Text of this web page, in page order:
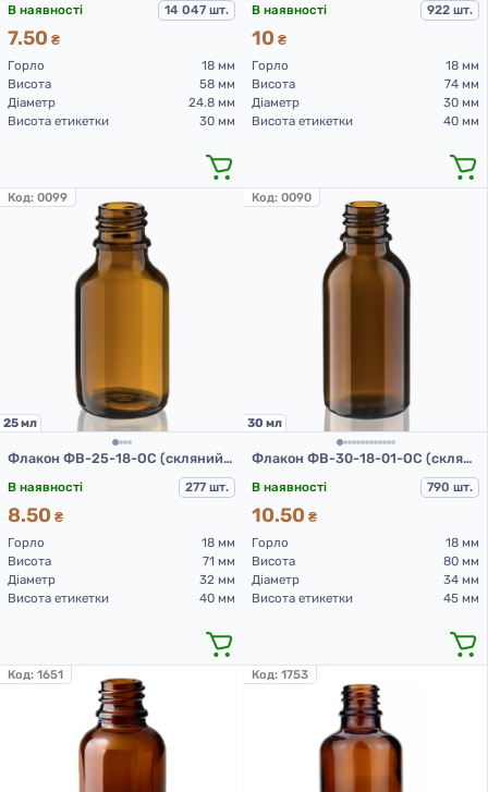
В наявності 14 047 шт.
7.50 ₴
Горло
18 мм
Висота
58 мм
Діаметр
24.8 мм
Висота етикетки
30 мм
В наявності 922 шт.
10 ₴
Горло
18 мм
Висота
74 мм
Діаметр
30 мм
Висота етикетки
40 мм
Код: 0099
25 мл
Флакон ФВ-25-18-ОС (скляний флакон 25 мл)
В наявності 277 шт.
8.50 ₴
Горло
18 мм
Висота
71 мм
Діаметр
32 мм
Висота етикетки
40 мм
Код: 0090
30 мл
Флакон ФВ-30-18-01-ОС (скляний флакон 30 мл)
В наявності 790 шт.
10.50 ₴
Горло
18 мм
Висота
80 мм
Діаметр
34 мм
Висота етикетки
45 мм
Код: 1651 Код: 1753